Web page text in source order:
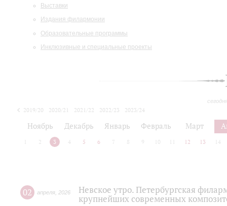
Выставки
Издания филармонии
Образовательные программы
Инклюзивные и специальные проекты
2019/20 2020/21 2021/22 2022/23
2023/24
Ноябрь Декабрь Январь Февраль Март
2 3 4 5 6 7 8 9 10 12 13 14
02 апреля 2026
Невское утро. Петербургская
крупнейших современных